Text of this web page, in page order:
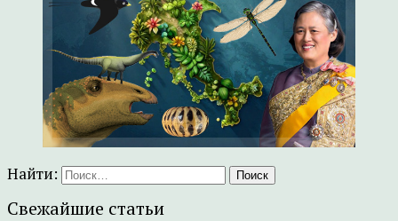
Найти:
Свежайшие статьи